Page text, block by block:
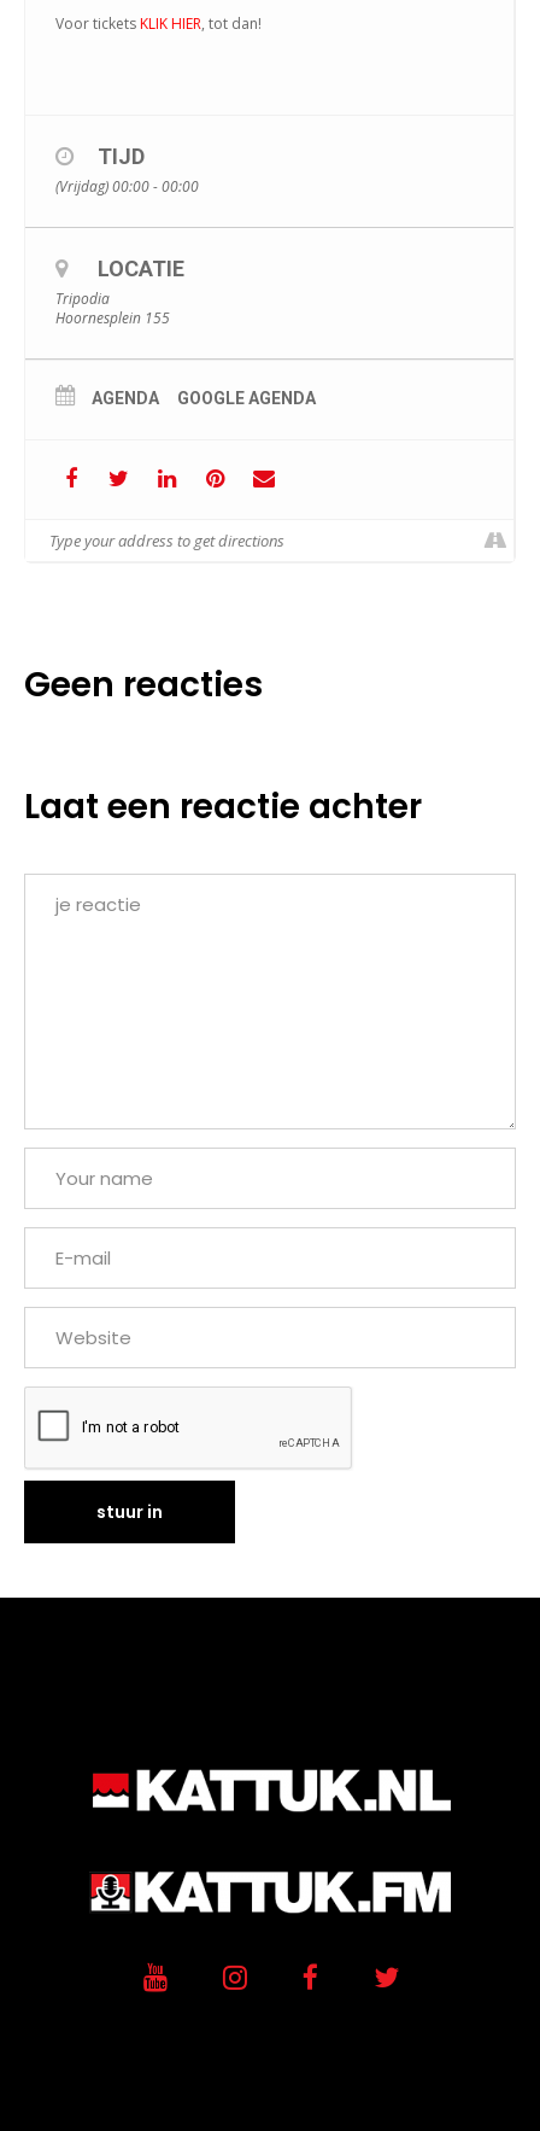
Voor ticketsKLIK HIER, tot dan!
TIJD
(Vrijdag) 00:00 - 00:00
LOCATIE
Tripodia
Hoornesplein 155
AGENDA GOOGLE AGENDA
Geen reacties
Laat een reactie achter